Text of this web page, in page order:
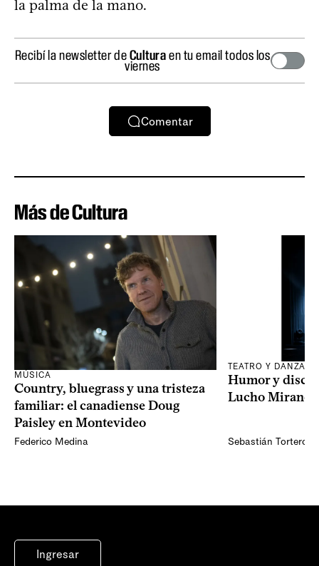
la palma de la mano.
Recibí la newsletter deCulturaen tu email todos los
viernes
Comentar
Más de Cultura
MÚSICA
Country, bluegrass y una tristeza
familiar: el canadiense Doug
Paisley en Montevideo
Federico Medina
TEATRO Y DANZA
Humor y
Lucho
Sebastián Torterola
Ingresar